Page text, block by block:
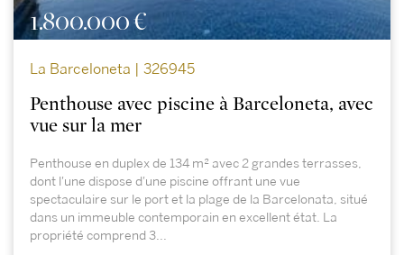
1.800.000 €
La Barceloneta | 326945
Penthouse avec piscine à Barceloneta, avec
vue sur la mer
Penthouse en duplex de 134 m² avec 2 grandes terrasses,
dont l'une dispose d'une piscine offrant une vue
spectaculaire sur le port et la plage de la Barcelonata, situé
dans un immeuble contemporain en excellent état. La
propriété comprend 3...